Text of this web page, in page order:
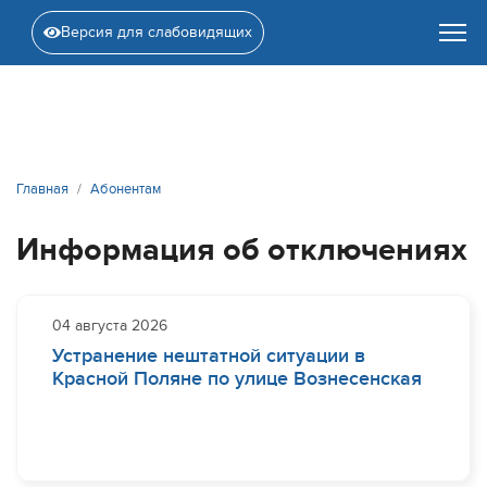
Версия для слабовидящих
Главная Абонентам
Информация об отключениях
Устранение нештатной ситуации в
Красной Поляне по улице Вознесенская
04 августа 2026